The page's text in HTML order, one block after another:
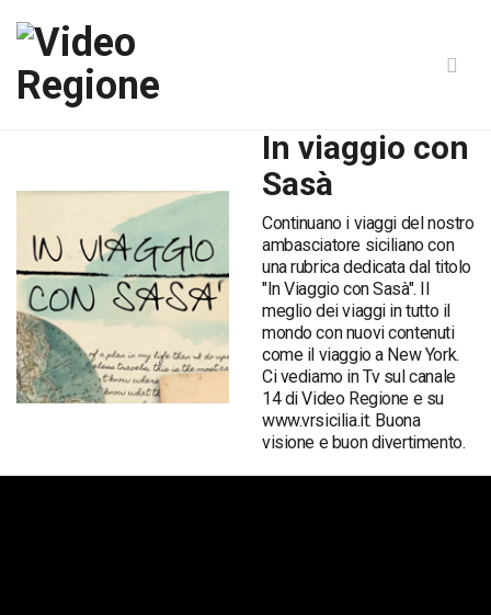
In viaggio con
Sasà
Continuano i viaggi del nostro
ambasciatore siciliano con
una rubrica dedicata dal titolo
"In Viaggio con Sasà". Il
meglio dei viaggi in tutto il
mondo con nuovi contenuti
come il viaggio a New York.
Ci vediamo in Tv sul canale
14 di Video Regione e su
www.vrsicilia.it. Buona
visione e buon divertimento.